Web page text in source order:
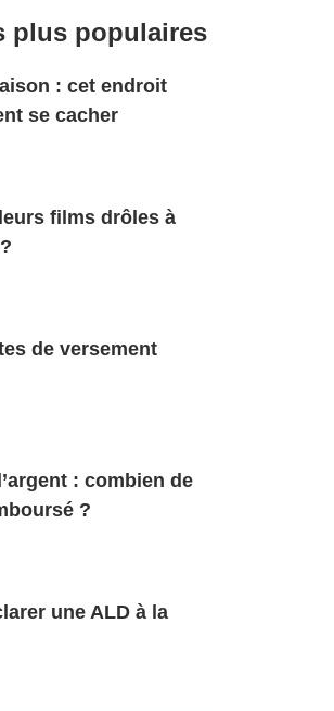
plus populaires
: cet endroit
se cacher
films drôles à
de versement
: combien de
?
une ALD à la